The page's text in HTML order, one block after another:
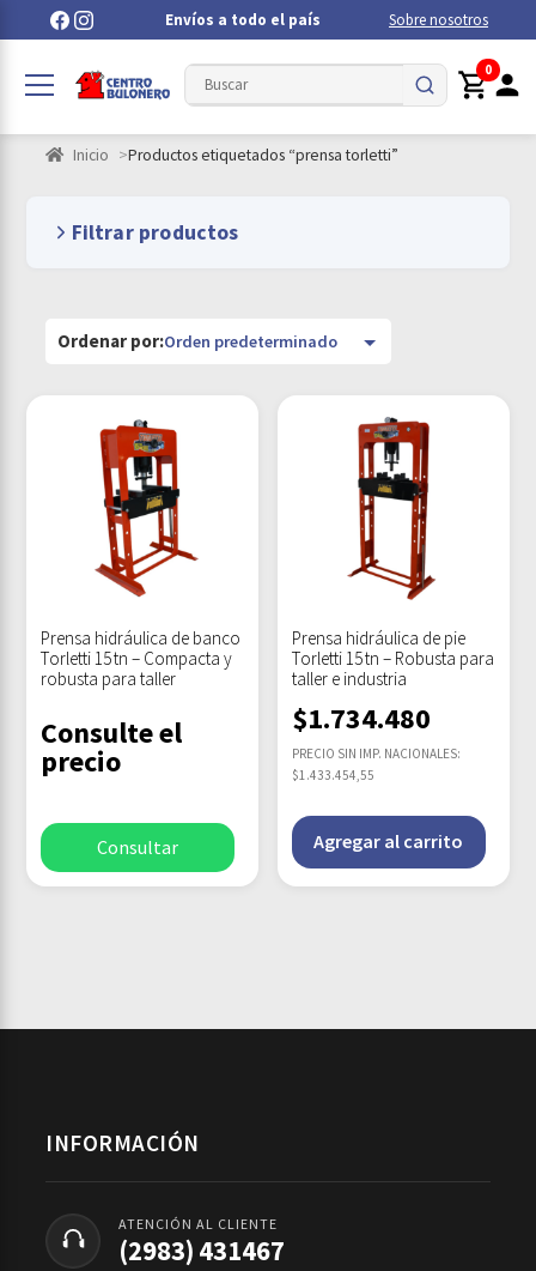
Envíos a todo el país Sobre nosotros
0
Inicio Productos etiquetados “prensa torletti”
Filtrar productos
Prensa hidráulica de banco
Torletti 15 tn – Compacta y
robusta para taller
Consulte el
precio
Consultar
Prensa hidráulica de pie
Torletti 15 tn – Robusta para
taller e industria
$1.734.480
PRECIO SIN IMP. NACIONALES:
$1.433.454,55
Agregar al carrito
INFORMACIÓN
ATENCIÓN AL CLIENTE
(2983) 431467